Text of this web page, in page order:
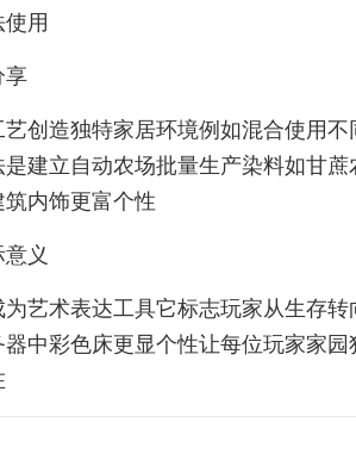
用
享
创造独特家居环境例如混合使用
建立自动农场批量生产染料如甘
内饰更富个性
义
艺术表达工具它标志玩家从生存
中彩色床更显个性让每位玩家家